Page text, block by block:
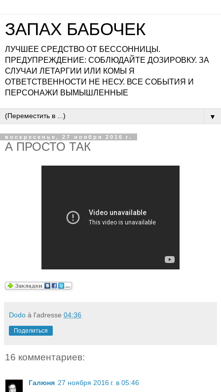
ЗАПАХ БАБОЧЕК
ЛУЧШЕЕ СРЕДСТВО ОТ БЕССОННИЦЫ.
ПРЕДУПРЕЖДЕНИЕ: СОБЛЮДАЙТЕ ДОЗИРОВКУ. ЗА
СЛУЧАИ ЛЕТАРГИИ ИЛИ КОМЫ Я
ОТВЕТСТВЕННОСТИ НЕ НЕСУ. ВСЕ СОБЫТИЯ И
ПЕРСОНАЖИ ВЫМЫШЛЕННЫЕ
▼
воскресенье, 27 ноября 2016 г.
А ПРОСТО ТАК
Dodo à l'adresse 04:36
Поделиться
16 комментариев:
Галюня 27 ноября 2016 г. в 05:46